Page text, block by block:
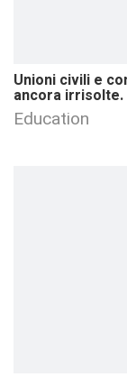
Unioni civili e
ancora irrisolte.
Education